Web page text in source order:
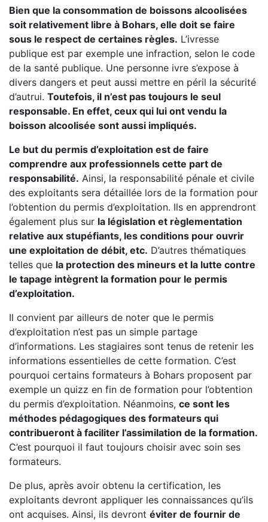
Bien que la consommation de boissons alcoolisées
soit relativement libre à Bohars, elle doit se faire
sous le respect de certaines règles. L’ivresse
publique est par exemple une infraction, selon le code
de la santé publique. Une personne ivre s’expose à
divers dangers et peut aussi mettre en péril la sécurité
d’autrui. Toutefois, il n’est pas toujours le seul
responsable. En effet, ceux qui lui ont vendu la
boisson alcoolisée sont aussi impliqués.
Le but du permis d’exploitation est de faire
comprendre aux professionnels cette part de
responsabilité. Ainsi, la responsabilité pénale et civile
des exploitants sera détaillée lors de la formation pour
l’obtention du permis d’exploitation. Ils en apprendront
également plus sur la législation et règlementation
relative aux stupéfiants, les conditions pour ouvrir
une exploitation de débit, etc. D’autres thématiques
telles que la protection des mineurs et la lutte contre
le tapage intègrent la formation pour le permis
d’exploitation.
Il convient par ailleurs de noter que le permis
d’exploitation n’est pas un simple partage
d’informations. Les stagiaires sont tenus de retenir les
informations essentielles de cette formation. C’est
pourquoi certains formateurs à Bohars proposent par
exemple un quizz en fin de formation pour l’obtention
du permis d’exploitation. Néanmoins, ce sont les
méthodes pédagogiques des formateurs qui
contribueront à faciliter l’assimilation de la formation.
C’est pourquoi il faut toujours choisir avec soin ses
formateurs.
De plus, après avoir obtenu la certification, les
exploitants devront appliquer les connaissances qu’ils
ont acquises. Ainsi, ils devront éviter de fournir de